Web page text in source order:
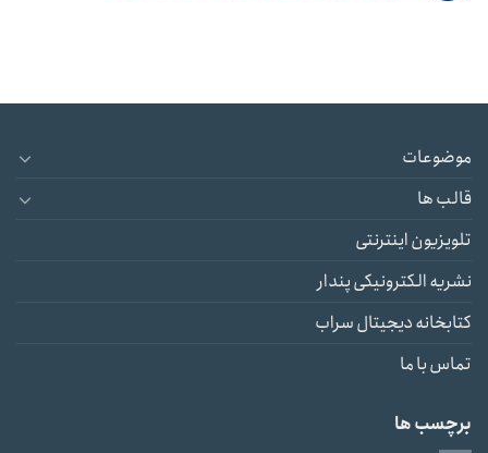
موضوعات
قالب ها
تلویزیون اینترنتی
نشریه الکترونیکی پندار
کتابخانه دیجیتال سراب
تماس با ما
برچسب ها